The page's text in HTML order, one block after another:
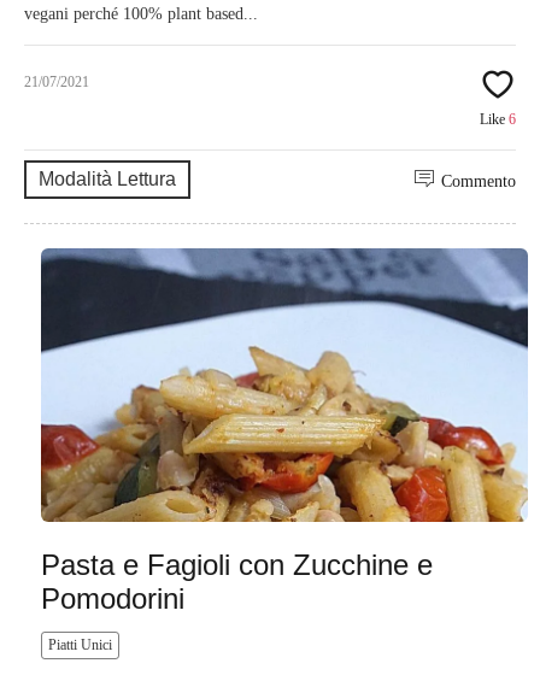
vegani perché 100% plant based...
21/07/2021
Like 6
Modalità Lettura Commento
Pasta e Fagioli con Zucchine e
Pomodorini
Piatti Unici